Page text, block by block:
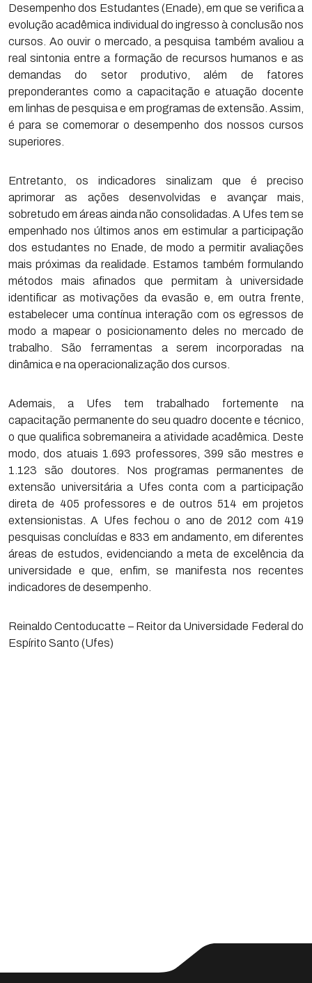
Desempenho dos Estudantes (Enade), em que se verifica a
evolução acadêmica individual do ingresso à conclusão nos
cursos. Ao ouvir o mercado, a pesquisa também avaliou a
real sintonia entre a formação de recursos humanos e as
demandas do setor produtivo, além de fatores
preponderantes como a capacitação e atuação docente
em linhas de pesquisa e em programas de extensão. Assim,
é para se comemorar o desempenho dos nossos cursos
superiores.
Entretanto, os indicadores sinalizam que é preciso
aprimorar as ações desenvolvidas e avançar mais,
sobretudo em áreas ainda não consolidadas. A Ufes tem se
empenhado nos últimos anos em estimular a participação
dos estudantes no Enade, de modo a permitir avaliações
mais próximas da realidade. Estamos também formulando
métodos mais afinados que permitam à universidade
identificar as motivações da evasão e, em outra frente,
estabelecer uma contínua interação com os egressos de
modo a mapear o posicionamento deles no mercado de
trabalho. São ferramentas a serem incorporadas na
dinâmica e na operacionalização dos cursos.
Ademais, a Ufes tem trabalhado fortemente na
capacitação permanente do seu quadro docente e técnico,
o que qualifica sobremaneira a atividade acadêmica. Deste
modo, dos atuais 1.693 professores, 399 são mestres e
1.123 são doutores. Nos programas permanentes de
extensão universitária a Ufes conta com a participação
direta de 405 professores e de outros 514 em projetos
extensionistas. A Ufes fechou o ano de 2012 com 419
pesquisas concluídas e 833 em andamento, em diferentes
áreas de estudos, evidenciando a meta de excelência da
universidade e que, enfim, se manifesta nos recentes
indicadores de desempenho.
Reinaldo Centoducatte – Reitor da Universidade Federal do
Espírito Santo (Ufes)